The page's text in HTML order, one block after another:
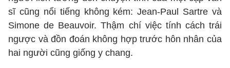
sĩ cũng nổi tiếng không kém: Jean-Paul Sartre và
Simone de Beauvoir. Thậm chí việc tính cách trái
ngược và đồn đoán không hợp trước hôn nhân của
hai người cũng giống y chang.